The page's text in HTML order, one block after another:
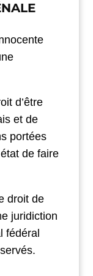
d’être
et de
portées
de faire
droit de
juridiction
fédéral